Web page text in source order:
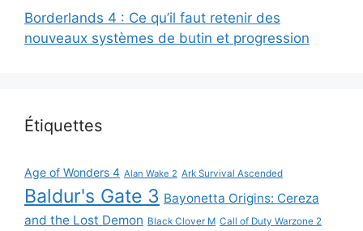
Borderlands 4 : Ce qu’il faut retenir des
nouveaux systèmes de butin et progression
Étiquettes
Age of Wonders 4 Alan Wake 2 Ark Survival Ascended
Baldur's Gate 3 Bayonetta Origins: Cereza
and the Lost Demon Black Clover M Call of Duty Warzone 2